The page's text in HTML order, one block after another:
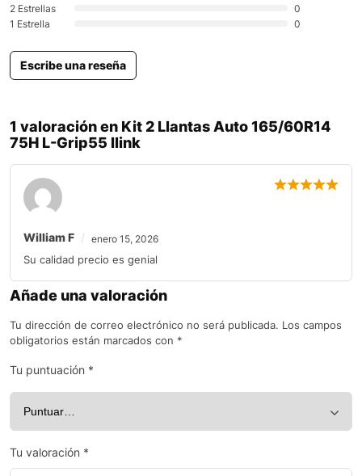
2 Estrellas
0
1 Estrella
0
Escribe una reseña
1 valoración en Kit 2 Llantas Auto 165/60R14
75H L-Grip55 Ilink
William F enero 15, 2026
Su calidad precio es genial
Añade una valoración
Tu dirección de correo electrónico no será publicada. Los campos
obligatorios están marcados con *
Tu puntuación *
Tu valoración *